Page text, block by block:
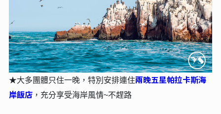
★大多團體只住一晚，特別安排連住兩晚五星帕拉卡斯海
岸飯店，充分享受海岸風情~不趕路